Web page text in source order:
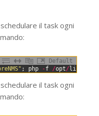
il task ogni
Default
; php -f /opt/librenms
il task ogni